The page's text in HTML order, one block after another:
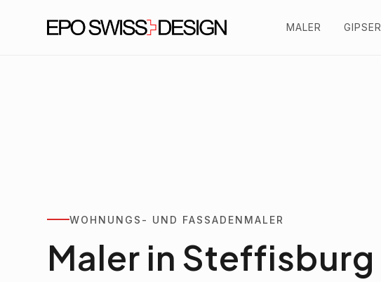
MALER GIPSER
WOHNUNGS- UND FASSADENMALER
Maler in Steffisburg